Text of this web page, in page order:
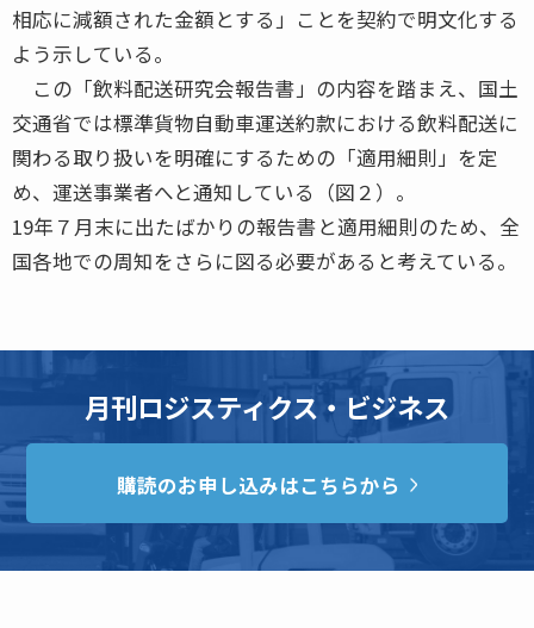
相応に減額された金額とする」ことを契約で明文化する
よう示している。
この「飲料配送研究会報告書」の内容を踏まえ、国土
交通省では標準貨物自動車運送約款における飲料配送に
関わる取り扱いを明確にするための「適用細則」を定
め、運送事業者へと通知している（図２）。
19年７月末に出たばかりの報告書と適用細則のため、全
国各地での周知をさらに図る必要があると考えている。
月刊ロジスティクス・ビジネス
購読のお申し込みはこちらから